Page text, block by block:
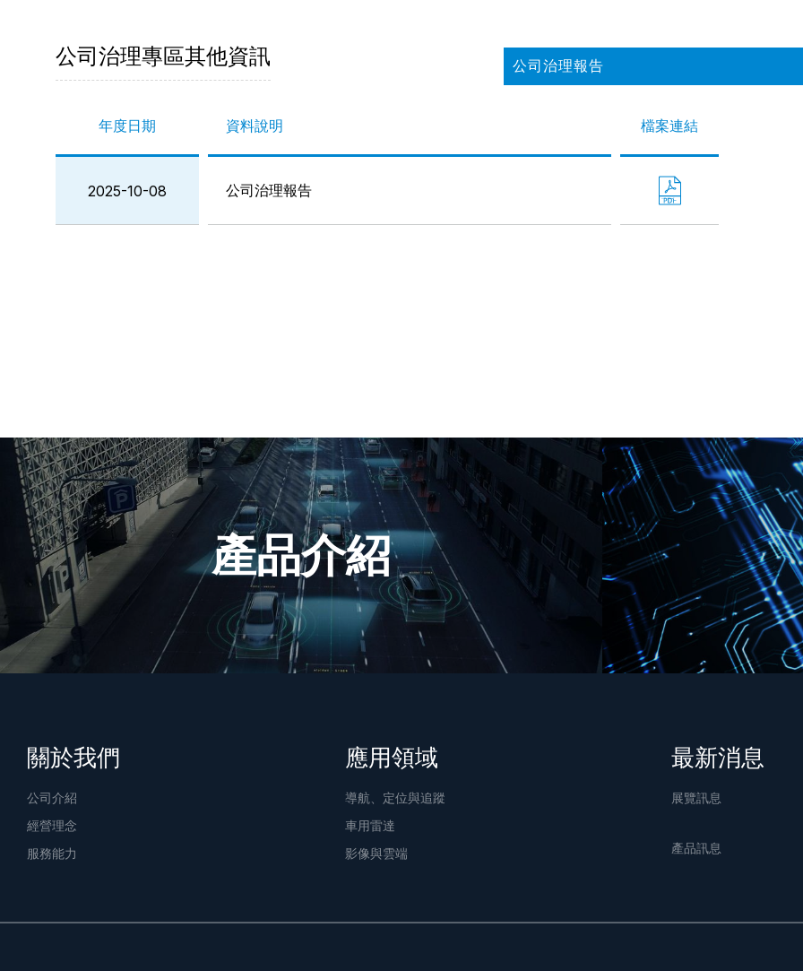
公司治理專區其他資訊 公司治理報告
年度日期 資料說明 檔案連結
2025-10-08 公司治理報告
產品介紹
關於我們
公司介紹
經營理念
服務能力
應用領域
導航、定位與追蹤
車用雷達
影像與雲端
最新消息
展覽訊息
產品訊息